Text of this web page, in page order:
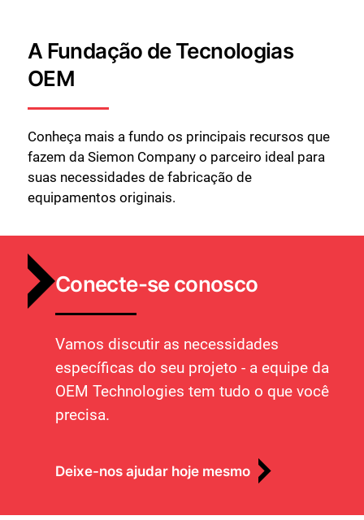
A Fundação de Tecnologias
OEM
Conheça mais a fundo os principais recursos que
fazem da Siemon Company o parceiro ideal para
suas necessidades de fabricação de
equipamentos originais.
Conecte-se conosco
Vamos discutir as necessidades
específicas do seu projeto - a equipe da
OEM Technologies tem tudo o que você
precisa.
Deixe-nos ajudar hoje mesmo